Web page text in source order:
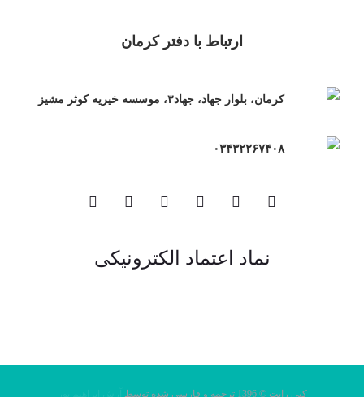
ارتباط با دفتر کرمان
کرمان، بلوار جهاد، جهاد۳، موسسه خیریه کوثر مشیز
۰۳۴۳۲۲۶۷۴۰۸
نماد اعتماد الکترونیکی
کپی رایت © 1396 ترجمه و فارسی شده توسط آرش ابراهیم پور